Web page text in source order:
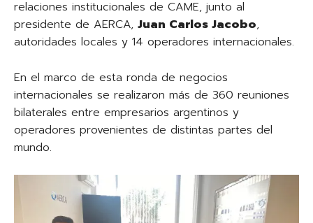
relaciones institucionales de CAME, junto al
presidente de AERCA, Juan Carlos Jacobo,
autoridades locales y 14 operadores internacionales.
En el marco de esta ronda de negocios
internacionales se realizaron más de 360 reuniones
bilaterales entre empresarios argentinos y
operadores provenientes de distintas partes del
mundo.